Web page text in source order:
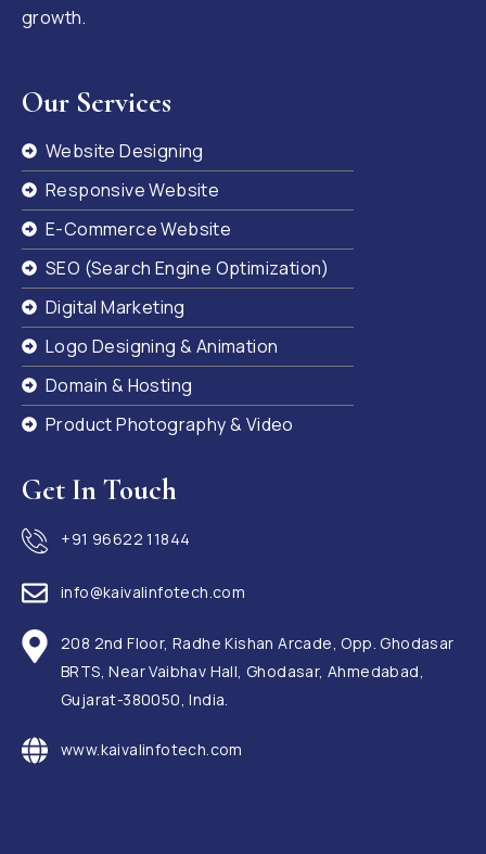
growth.
Our Services
Website Designing
Responsive Website
E-Commerce Website
SEO (Search Engine Optimization)
Digital Marketing
Logo Designing & Animation
Domain & Hosting
Product Photography & Video
Get In Touch
+91 96622 11844
info@kaivalinfotech.com
208 2nd Floor, Radhe Kishan Arcade, Opp. Ghodasar
BRTS, Near Vaibhav Hall, Ghodasar, Ahmedabad,
Gujarat-380050, India.
www.kaivalinfotech.com